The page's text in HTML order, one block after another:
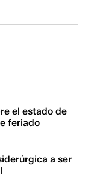
el estado de
feriado
a ser